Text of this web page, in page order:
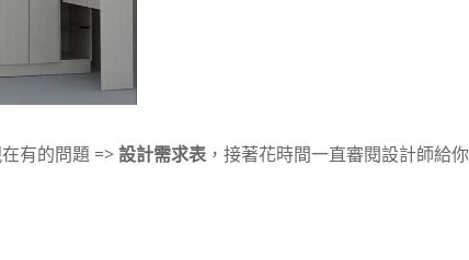
有的問題 =>設計需求表 ，接著花時間一直審閱設計師給